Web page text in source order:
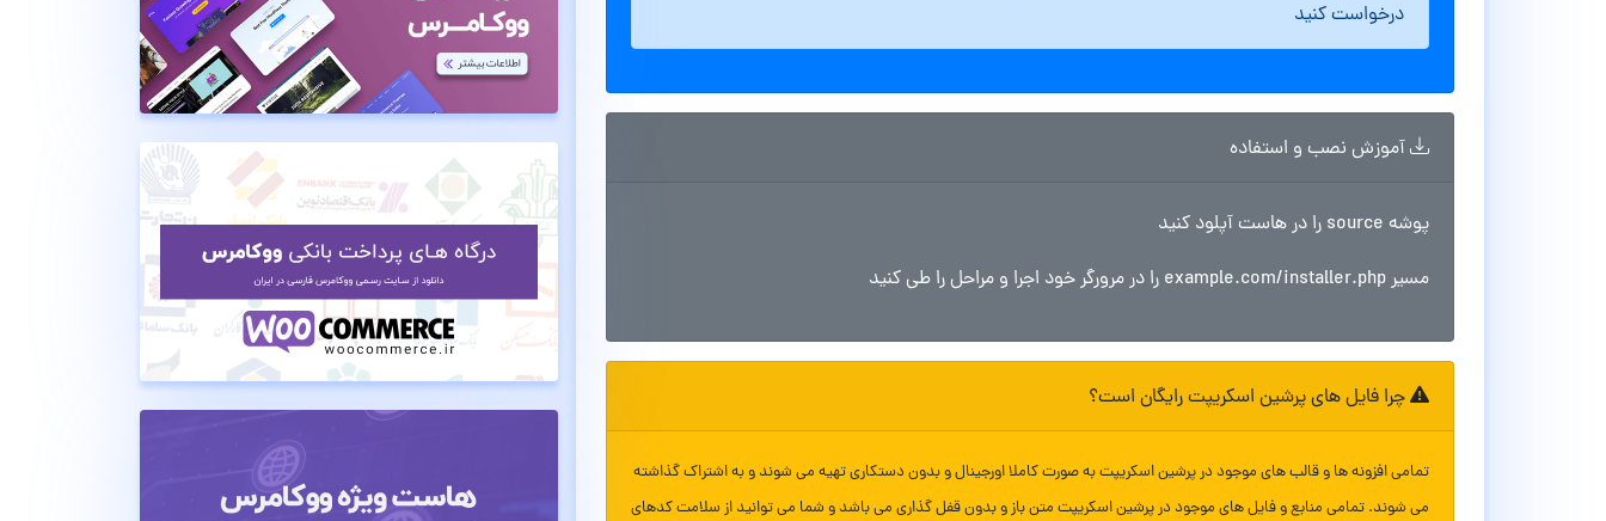
درخواست کنید
آموزش نصب و استفاده
پوشه source را در هاست آپلود کنید
مسیر example.com/installer.php را در مرورگر خود اجرا و مراحل را طی کنید
چرا فایل های پرشین اسکریپت رایگان است؟
تمامی افزونه ها و قالب های موجود در پرشین اسکریپت به صورت کاملا اورجینال و بدون دستکاری تهیه می شوند و به اشتراک گذاشته
می شوند. تمامی منابع و فایل های موجود در پرشین اسکریپت متن باز و بدون قفل گذاری می باشد و شما می توانید از سلامت کدهای